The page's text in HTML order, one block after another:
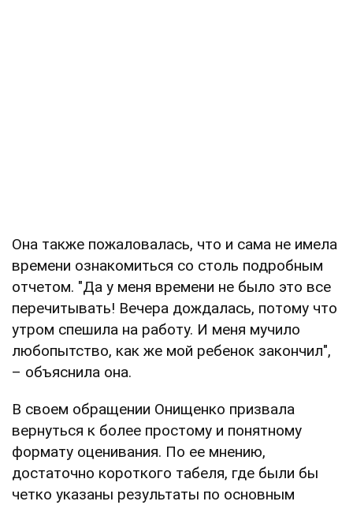
Она также пожаловалась, что и сама не имела
времени ознакомиться со столь подробным
отчетом. "Да у меня времени не было это все
перечитывать! Вечера дождалась, потому что
утром спешила на работу. И меня мучило
любопытство, как же мой ребенок закончил",
– объяснила она.
В своем обращении Онищенко призвала
вернуться к более простому и понятному
формату оценивания. По ее мнению,
достаточно короткого табеля, где были бы
четко указаны результаты по основным